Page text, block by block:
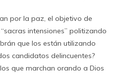
por la paz, el objetivo de
intensiones” politizando
que los están utilizando
candidatos delincuentes?
que marchan orando a Dios